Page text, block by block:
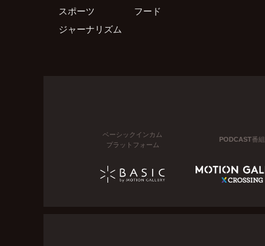
スポーツ
フード
ジャーナリズム
ベーシックインカム
プラットフォーム
PODCAST番組